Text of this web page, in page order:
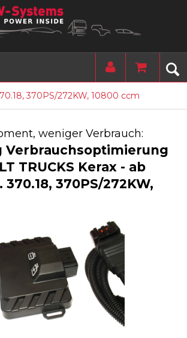
370PS/272KW, 10800 ccm
weniger Verbrauch:
Verbrauchsoptimierung
TRUCKS Kerax - ab
370.18, 370PS/272KW,